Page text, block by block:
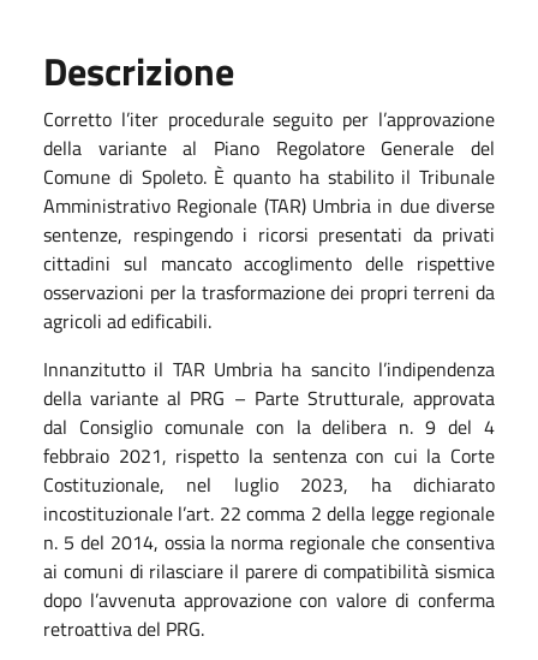
Descrizione
Corretto l’iter procedurale seguito per l’approvazione
della variante al Piano Regolatore Generale del
Comune di Spoleto. È quanto ha stabilito il Tribunale
Amministrativo Regionale (TAR) Umbria in due diverse
sentenze, respingendo i ricorsi presentati da privati
cittadini sul mancato accoglimento delle rispettive
osservazioni per la trasformazione dei propri terreni da
agricoli ad edificabili.
Innanzitutto il TAR Umbria ha sancito l’indipendenza
della variante al PRG – Parte Strutturale, approvata
dal Consiglio comunale con la delibera n. 9 del 4
febbraio 2021, rispetto la sentenza con cui la Corte
Costituzionale, nel luglio 2023, ha dichiarato
incostituzionale l’art. 22 comma 2 della legge regionale
n. 5 del 2014, ossia la norma regionale che consentiva
ai comuni di rilasciare il parere di compatibilità sismica
dopo l’avvenuta approvazione con valore di conferma
retroattiva del PRG.